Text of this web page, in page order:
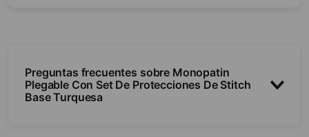
Preguntas frecuentes sobre Monopatin
Plegable Con Set De Protecciones De Stitch
Base Turquesa